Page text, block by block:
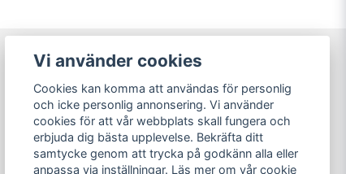
Varumärken
Köpvillkor
Kundtjänst
Guider
Vi använder cookies
Cookies kan komma att användas för personlig
och icke personlig annonsering. Vi använder
cookies för att vår webbplats skall fungera och
erbjuda dig bästa upplevelse. Bekräfta ditt
samtycke genom att trycka på godkänn alla eller
anpassa via inställningar. Läs mer om vårcookie